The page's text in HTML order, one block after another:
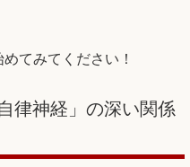
てみてください！
律神経」の深い関係